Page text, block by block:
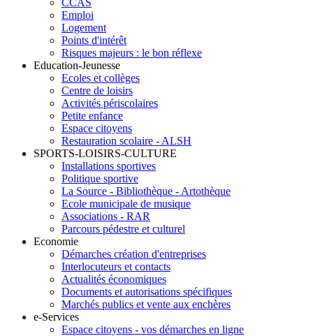
CCAS
Emploi
Logement
Points d'intérêt
Risques majeurs : le bon réflexe
Education-Jeunesse
Ecoles et collèges
Centre de loisirs
Activités périscolaires
Petite enfance
Espace citoyens
Restauration scolaire - ALSH
SPORTS-LOISIRS-CULTURE
Installations sportives
Politique sportive
La Source - Bibliothèque - Artothèque
Ecole municipale de musique
Associations - RAR
Parcours pédestre et culturel
Economie
Démarches création d'entreprises
Interlocuteurs et contacts
Actualités économiques
Documents et autorisations spécifiques
Marchés publics et vente aux enchères
e-Services
Espace citoyens - vos démarches en ligne